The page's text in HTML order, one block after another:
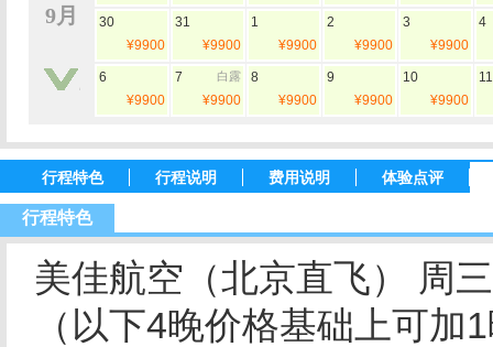
9月
30
¥9900
31
¥9900
1
¥9900
2
¥9900
3
¥9900
4
6
¥9900
7 白露
¥9900
8
¥9900
9
¥9900
10
¥9900
11
行程特色 行程说明 费用说明 体验点评
行程特色
美佳航空（北京直飞） 周
（以下4晚价格基础上可